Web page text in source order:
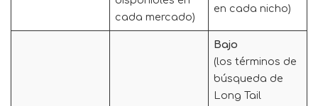
cada mercado)
en cada nicho)
Bajo
(los términos de
búsqueda de
Long Tail